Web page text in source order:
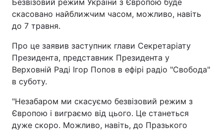
Безвізовий режим України з Європою буде
скасовано найближчим часом, можливо, навіть
до 7 травня.
Про це заявив заступник глави Секретаріату
Президента, представник Президента у
Верховній Раді Ігор Попов в ефірі радіо "Свобода"
в суботу.
"Незабаром ми скасуємо безвізовий режим з
Європою і виграємо від цього. Це станеться
дуже скоро. Можливо, навіть, до Празького